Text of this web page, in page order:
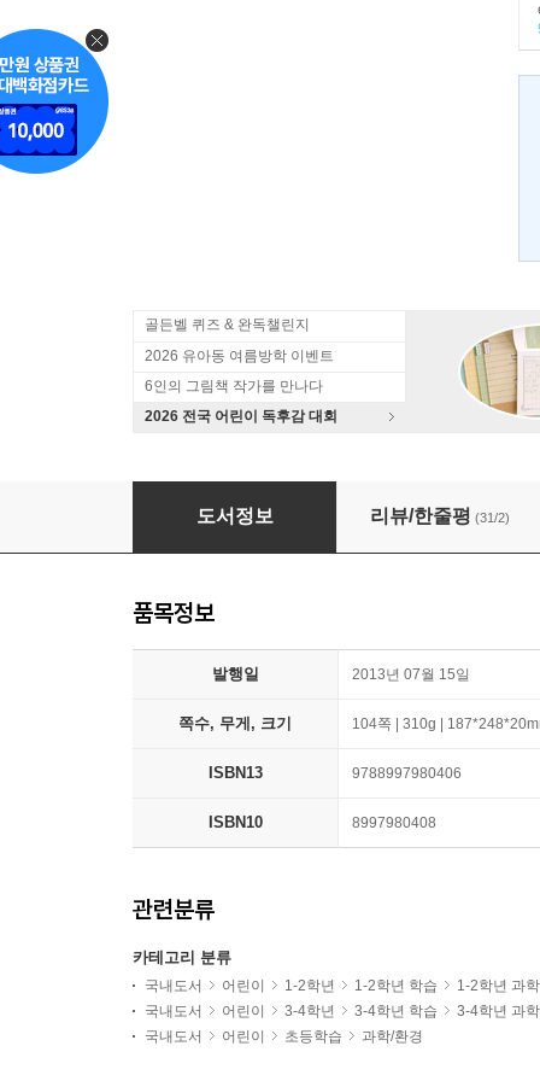
골든벨 퀴즈 & 완독챌린지
2026 유아동 여름방학 이벤트
6인의 그림책 작가를 만나다
2026 전국 어린이 독후감 대회
자연을 먹어요! 여름
도서정보 리뷰/한줄평 (31/2)
품목정보
발행일 2013년 07월 15일
쪽수, 무게, 크기 104쪽 | 310g |
ISBN13 9788997980406
ISBN10 8997980408
관련분류
카테고리 분류
국내도서 어린이 1-2학년 1-2학년 학습
1-2학년 과
국내도서
어린이 3-4학년 3-4학년 학습
3-4학년 과
국내도서
어린이 초등학습 과학/환경